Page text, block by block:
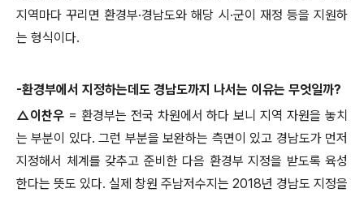
지역마다 꾸리면 환경부·경남도와 해당 시 ·군이 재정 등을 지원하
는 형식이다.
-환경부에서 지정하는데도 경남도까지 나서는 이유는 무엇일까?
△이찬우 = 환경부는 전국 차원에서 하다 보니 지역 자원을 놓치
는 부분이 있다.그런 부분을 보완하는 측면이 있고 경남도가 먼저
지정해서 체계를 갖추고 준비한 다음 환경부 지정을 받도록 육성
한다는 뜻도 있다. 실제 창원 주남저수지는 2018년 경남도 지정을